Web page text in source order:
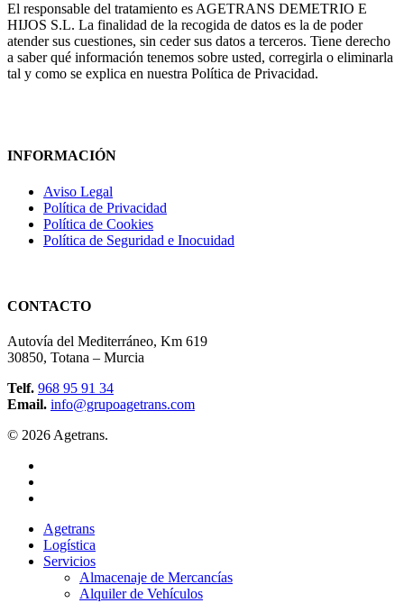
El responsable del tratamiento es AGETRANS DEMETRIO E
HIJOS S.L. La finalidad de la recogida de datos es la de poder
atender sus cuestiones, sin ceder sus datos a terceros. Tiene derecho
a saber qué información tenemos sobre usted, corregirla o eliminarla
tal y como se explica en nuestra Política de Privacidad.
INFORMACIÓN
Aviso Legal
Política de Privacidad
Política de Cookies
Política de Seguridad e Inocuidad
CONTACTO
Autovía del Mediterráneo, Km 619
30850, Totana – Murcia
Telf. 968 95 91 34
Email. info@grupoagetrans.com
© 2026 Agetrans.
Agetrans
Logística
Servicios
Almacenaje de Mercancías
Alquiler de Vehículos